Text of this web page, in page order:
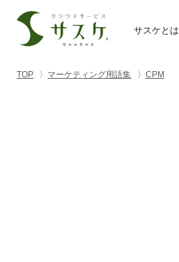
サスケとは
TOP マーケティング用語集 CPM